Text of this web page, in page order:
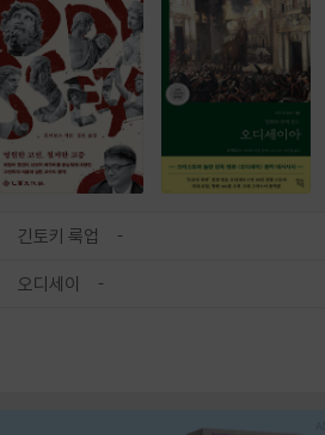
긴토키 룩업
오디세이